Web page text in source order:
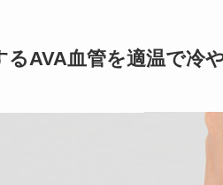
るAVA血管を適温で冷